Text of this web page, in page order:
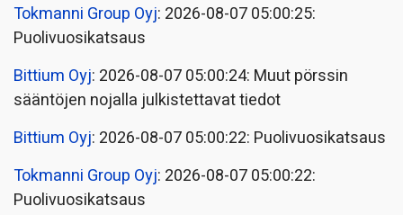
Tokmanni Group Oyj: 2026-08-07 05:00:25:
Puolivuosikatsaus
Bittium Oyj: 2026-08-07 05:00:24: Muut pörssin
sääntöjen nojalla julkistettavat tiedot
Bittium Oyj: 2026-08-07 05:00:22: Puolivuosikatsaus
Tokmanni Group Oyj: 2026-08-07 05:00:22:
Puolivuosikatsaus